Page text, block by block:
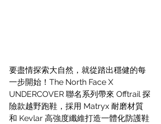
要盡情探索大自然，就從踏出穩健的每
一步開始！The North Face X
UNDERCOVER 聯名系列帶來 Offtrail 探
險款越野跑鞋，採用 Matryx 耐磨材質
和 Kevlar 高強度纖維打造一體化防護鞋